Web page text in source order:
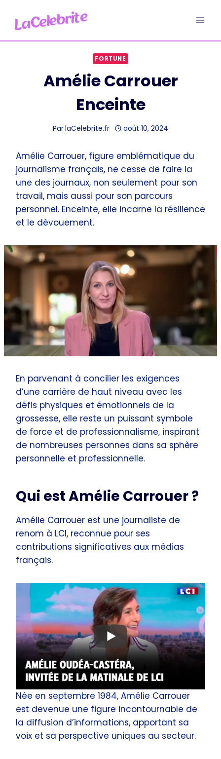
contenu
FORTUNE
Amélie Carrouer
Enceinte
ParlaCelebrite.fr août 10, 2024
Amélie Carrouer, figure emblématique du
journalisme français, ne cesse de faire la
une des journaux, non seulement pour son
travail, mais aussi pour son parcours
personnel. Enceinte, elle incarne la résilience
et le dévouement.
En parvenant à concilier les exigences
d’une carrière de haut niveau avec les
défis physiques et émotionnels de la
grossesse, elle reste un puissant symbole
de force et de professionnalisme, inspirant
de nombreuses personnes dans sa sphère
personnelle et professionnelle.
Qui est Amélie Carrouer ?
Amélie Carrouer est une journaliste de
renom à LCI, reconnue pour ses
contributions significatives aux médias
français.
Née en septembre 1984, Amélie Carrouer
est devenue une figure incontournable de
la diffusion d’informations, apportant sa
voix et sa perspective uniques au secteur.